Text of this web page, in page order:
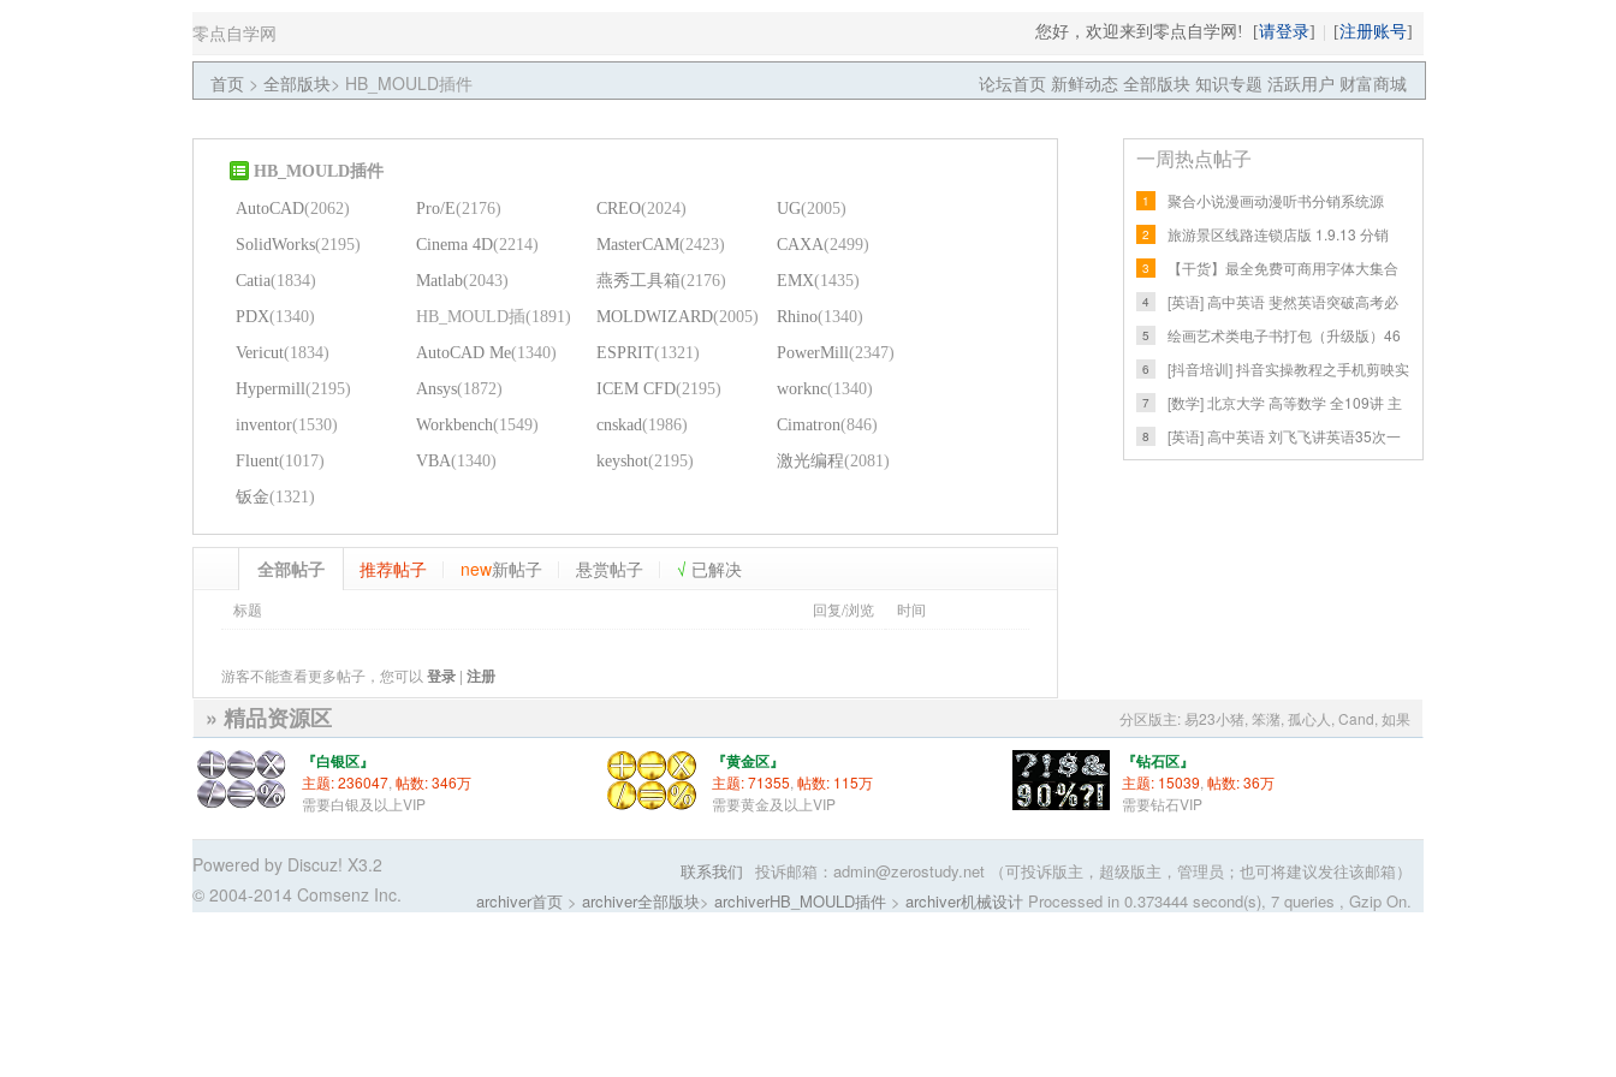
零点自学网 您好，欢迎来到零点自学网! [请登录] [注册账号]
首页 > 全部版块> HB_MOULD插件 论坛首页 新鲜动态 全部版块 知识专题 活跃用户 财富商城
HB_MOULD插件
AutoCAD(2062) Pro/E(2176) CREO(2024) UG(2005)
SolidWorks(2195) Cinema 4D(2214) MasterCAM(2423) CAXA(2499)
Catia(1834) Matlab(2043) 燕秀工具箱(2176) EMX(1435)
PDX(1340) HB_MOULD插(1891) MOLDWIZARD(2005) Rhino(1340)
Vericut(1834) AutoCAD Me(1340) ESPRIT(1321) PowerMill(2347)
Hypermill(2195) Ansys(1872) ICEM CFD(2195) worknc(1340)
inventor(1530) Workbench(1549) cnskad(1986) Cimatron(846)
Fluent(1017) VBA(1340) keyshot(2195) 激光编程(2081)
钣金(1321)
全部帖子 推荐帖子 new新帖子 悬赏帖子 √ 已解决
标题 回复/浏览 时间
游客不能查看更多帖子，您可以 登录 | 注册
一周热点帖子
1
聚合小说漫画动漫听书分销系统源
码，带代理
2
旅游景区线路连锁店版 1.9.13 分销
1.0.3
3
【干货】最全免费可商用字体大集合
（附字体
4
[英语] 高中英语 斐然英语突破高考必
背词汇
5
绘画艺术类电子书打包（升级版）46
个包包47
6
[抖音培训] 抖音实操教程之手机剪映实
战教
7
[数学] 北京大学 高等数学 全109讲 主
讲-彭
8
[英语] 高中英语 刘飞飞讲英语35次一
分区版主: 易23小猪, 笨潴, 孤心人, Cand, 如果
» 精品资源区
『白银区』
主题: 236047 帖数: 346万
需要白银及以上VIP
『黄金区』
主题: 71355 帖数: 115万
需要黄金及以上VIP
『钻石区』
主题: 15039 帖数: 36万
需要钻石VIP
Powered by Discuz! X3.2 投诉邮箱：admin@zerostudy.net （可投诉版主，超级版主，管理员；也可将建议发往该邮箱）
联系我们
© 2004-2014 Comsenz Inc. archiver首页 > archiver全部版块> archiverHB_MOULD插件 > archiver机械设计 Processed in 0.373444 second(s), 7 queries , Gzip On.